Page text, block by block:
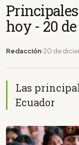
hoy - 20
Redacción 20 de
Las
Ecuador